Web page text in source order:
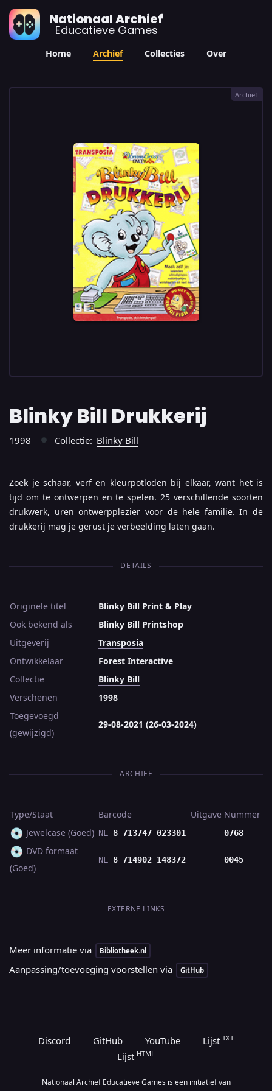
Nationaal Archief
Educatieve Games
Home Archief Collecties Over
Archief
Blinky Bill Drukkerij
1998 ● Collectie: Blinky Bill
Zoek je schaar, verf en kleurpotloden bij elkaar, want het is
tijd om te ontwerpen en te spelen. 25 verschillende soorten
drukwerk, uren ontwerpplezier voor de hele familie. In de
drukkerij mag je gerust je verbeelding laten gaan.
DETAILS
Originele titel
Blinky Bill Print & Play
Ook bekend als
Blinky Bill Printshop
Uitgeverij
Transposia
Ontwikkelaar
Forest Interactive
Collectie
Blinky Bill
Verschenen
1998
Toegevoegd
(gewijzigd)
29-08-2021 (26-03-2024)
ARCHIEF
Type/Staat Barcode Uitgave Nummer
💿 Jewelcase (Goed) NL 8 713747 023301 0768
💿 DVD formaat
(Goed)
NL 8 714902 148372 0045
EXTERNE LINKS
Meer informatie via Bibliotheek.nl
Aanpassing/toevoeging voorstellen via GitHub
Discord GitHub YouTube Lijst TXT
Lijst HTML
Nationaal Archief Educatieve Games is een initiatief van